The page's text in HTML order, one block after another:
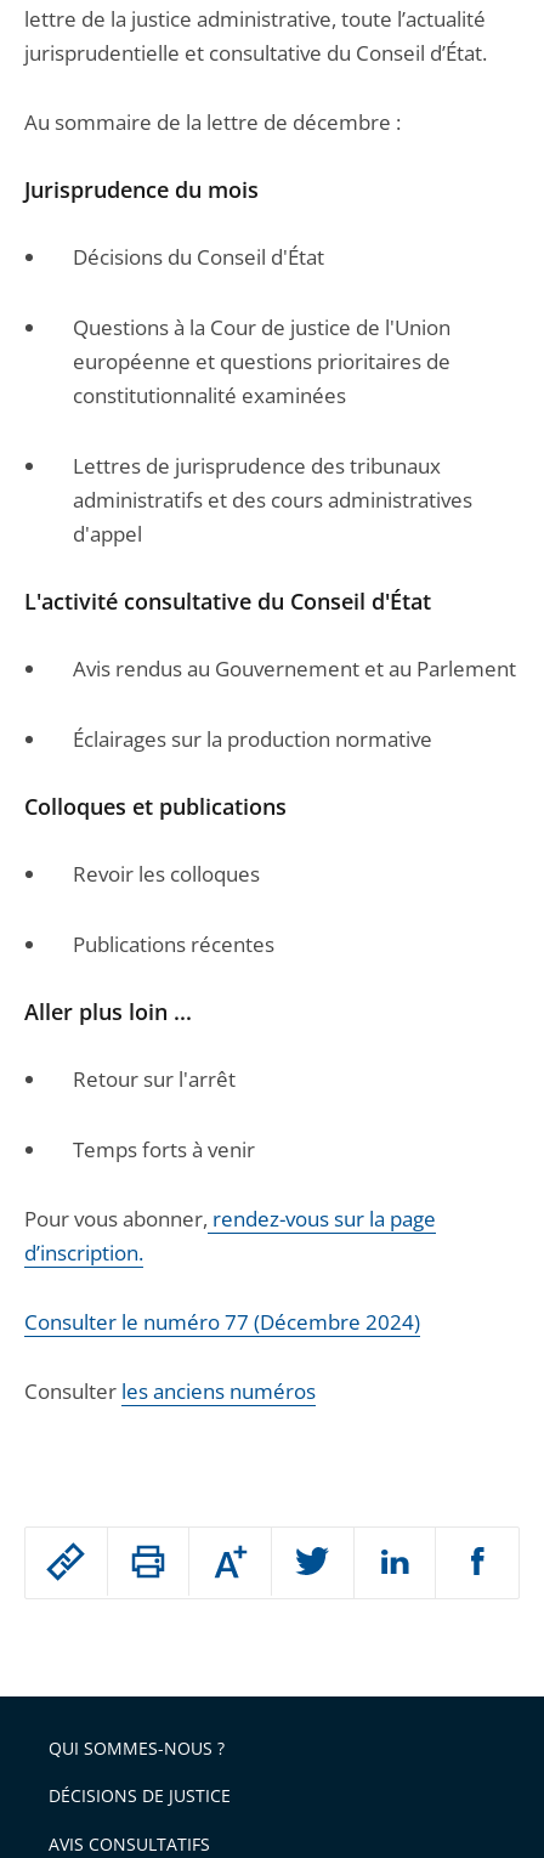
Passer
arriver
après
Augmenter
ou
l'article
pour
lettre de la justice administrative, toute l’actualité
jurisprudentielle et consultative du Conseil d’État.
Au sommaire de la lettre de décembre :
Jurisprudence du mois
Décisions du Conseil d'État
Questions à la Cour de justice de l'Union
européenne et questions prioritaires de
constitutionnalité examinées
Lettres de jurisprudence des tribunaux
administratifs et des cours administratives
d'appel
L'activité consultative du Conseil d'État
Avis rendus au Gouvernement et au Parlement
Éclairages sur la production normative
Colloques et publications
Revoir les colloques
Publications récentes
Aller plus loin ...
Retour sur l'arrêt
Temps forts à venir
Pour vous abonner, rendez-vous sur la page
d’inscription.
Consulter le numéro 77 (Décembre 2024)
Consulter les anciens numéros
QUI SOMMES-NOUS ?
DÉCISIONS DE JUSTICE
AVIS CONSULTATIFS